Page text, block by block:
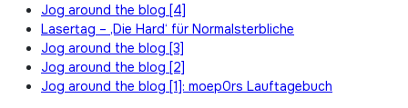
Jog around the blog [4]
Lasertag – ‚Die Hard‘ für Normalsterbliche
Jog around the blog [3]
Jog around the blog [2]
Jog around the blog [1]: moep0rs Lauftagebuch